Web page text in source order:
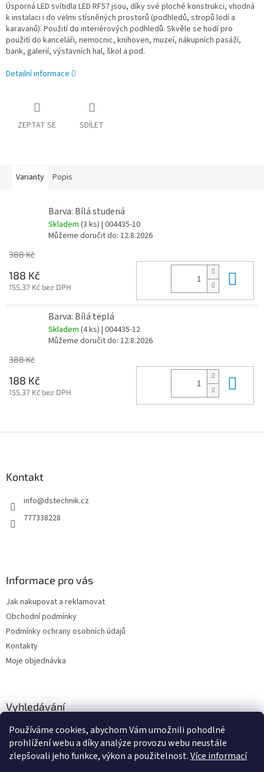
Používáme cookies, abychom Vám umožnili pohodlné
prohlížení webu a díky analýze provozu webu neustále
zlepšovali jeho funkce, výkon a použitelnost.Více informací
Úsporná LED svítidla LED RF57 jsou, díky své ploché konstrukci, vhodná
k instalaci i do velmi stísněných prostorů (podhledů, stropů lodí a
karavanů). Použití do interiérových podhledů. Skvěle se hodí pro
použití do kanceláři, nemocnic, knihoven, muzeí, nákupních pasáží,
bank, galerií, výstavních hal, škol a pod.
Detailní informace
ZEPTAT SE SDÍLET
Varianty Popis
Barva: Bílá studená
Skladem (3 ks) | 004435-10
Můžeme doručit do: 12.8.2026
388 Kč
188 Kč
155,37 Kč bez DPH
Barva: Bílá teplá
Skladem (4 ks) | 004435-12
Můžeme doručit do: 12.8.2026
388 Kč
188 Kč
155,37 Kč bez DPH
Kontakt
info@dstechnik.cz
777338228
Informace pro vás
Jak nakupovat a reklamovat
Obchodní podmínky
Podmínky ochrany osobních údajů
Kontakty
Moje objednávka
Vyhledávání